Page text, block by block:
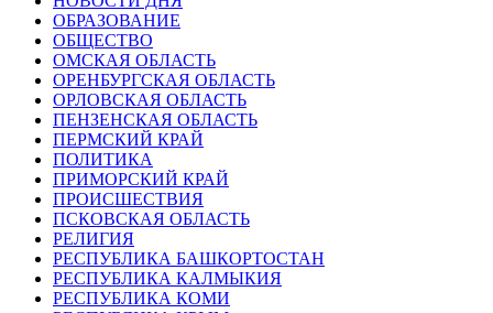
ОБРАЗОВАНИЕ
ОБЩЕСТВО
ОМСКАЯ ОБЛАСТЬ
ОРЕНБУРГСКАЯ ОБЛАСТЬ
ОРЛОВСКАЯ ОБЛАСТЬ
ПЕНЗЕНСКАЯ ОБЛАСТЬ
ПЕРМСКИЙ КРАЙ
ПОЛИТИКА
ПРИМОРСКИЙ КРАЙ
ПРОИСШЕСТВИЯ
ПСКОВСКАЯ ОБЛАСТЬ
РЕЛИГИЯ
РЕСПУБЛИКА БАШКОРТОСТАН
РЕСПУБЛИКА КАЛМЫКИЯ
РЕСПУБЛИКА КОМИ